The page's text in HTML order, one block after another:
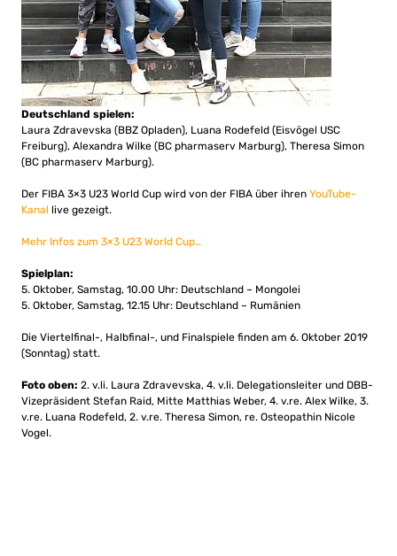
Deutschland spielen:
Laura Zdravevska (BBZ Opladen), Luana Rodefeld (Eisvögel USC
Freiburg), Alexandra Wilke (BC pharmaserv Marburg), Theresa Simon
(BC pharmaserv Marburg).
Der FIBA 3×3 U23 World Cup wird von der FIBA über ihren YouTube-
Kanal live gezeigt.
Mehr Infos zum 3×3 U23 World Cup…
Spielplan:
5. Oktober, Samstag, 10.00 Uhr: Deutschland – Mongolei
5. Oktober, Samstag, 12.15 Uhr: Deutschland – Rumänien
Die Viertelfinal-, Halbfinal-, und Finalspiele finden am 6. Oktober 2019
(Sonntag) statt.
Foto oben: 2. v.li. Laura Zdravevska, 4. v.li. Delegationsleiter und DBB-
Vizepräsident Stefan Raid, Mitte Matthias Weber, 4. v.re. Alex Wilke, 3.
v.re. Luana Rodefeld, 2. v.re. Theresa Simon, re. Osteopathin Nicole
Vogel.